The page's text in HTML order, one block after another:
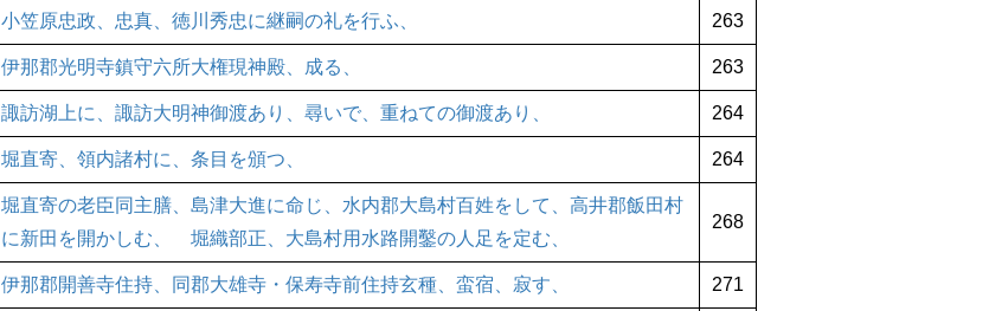
小笠原忠政、忠真、徳川秀忠に継嗣の礼を行ふ、 263
伊那郡光明寺鎮守六所大権現神殿、成る、 263
諏訪湖上に、諏訪大明神御渡あり、尋いで、重ねての御渡あり、 264
堀直寄、領内諸村に、条目を頒つ、 264
堀直寄の老臣同主膳、島津大進に命じ、水内郡大島村百姓をして、高井郡飯田村
に新田を開かしむ、 堀織部正、大島村用水路開鑿の人足を定む、
268
伊那郡開善寺住持、同郡大雄寺・保寿寺前住持玄種、蛮宿、寂す、 271